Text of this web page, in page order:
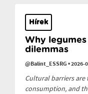
Hírek
Why legumes
dilemmas
@Balint_ESSRG•2026-
Cultural barriers are
consumption, and